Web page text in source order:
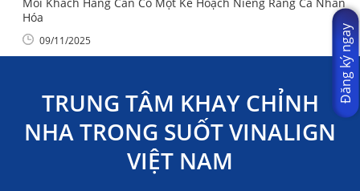
Hóa
09/11/2025
TRUNG TÂM KHAY CHỈNH
NHA TRONG SUỐT VINALIGN
VIỆT NAM
Đăng ký ngay